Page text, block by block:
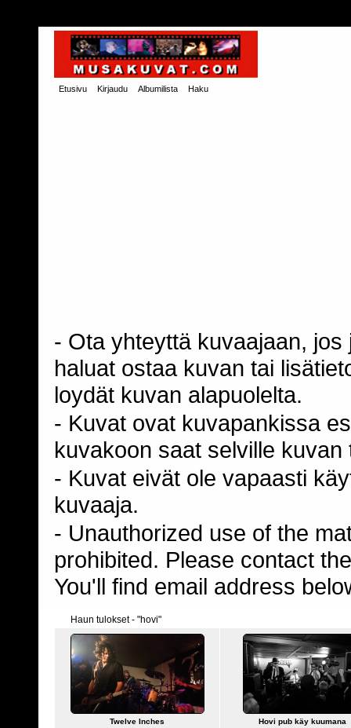
Etusivu Kirjaudu Albumilista Haku
- Ota yhteyttä kuvaajaan,
haluat ostaa kuvan tai
loydät kuvan alapuolelta.
- Kuvat ovat kuvapankissa
kuvakoon saat selville
- Kuvat eivät ole vapaasti
kuvaaja.
- Unauthorized use of the
prohibited. Please contact
You'll find email address
Haun tulokset - "hovi"
Twelve Inches
Hovi pub käy kuumana